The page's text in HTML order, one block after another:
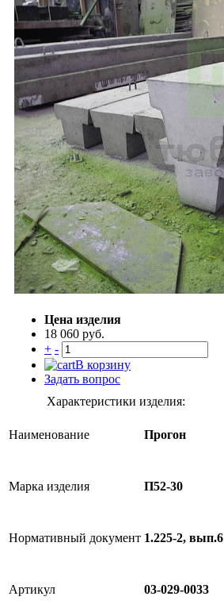
Цена изделия
18 060 руб.
+ -
В корзину
Задать вопрос
Характеристики изделия:
Наименование Прогон
Марка изделия П52-30
Нормативный документ 1.225-2, вып.6
Артикул 03-029-0033